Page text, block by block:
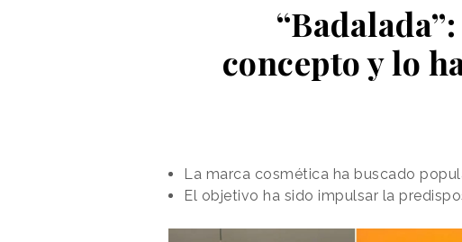
concepto y lo
La marca cosmética ha buscado
El objetivo ha sido impulsar la